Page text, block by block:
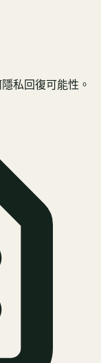
私回復可能性。